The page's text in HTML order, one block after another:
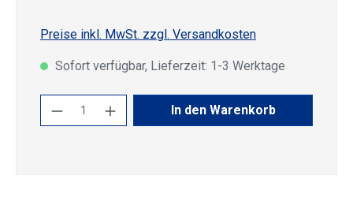
Preise inkl. MwSt. zzgl. Versandkosten
Sofort verfügbar, Lieferzeit: 1-3 Werktage
Produkt Anzahl: Gib den gewünschten
In den Warenkorb